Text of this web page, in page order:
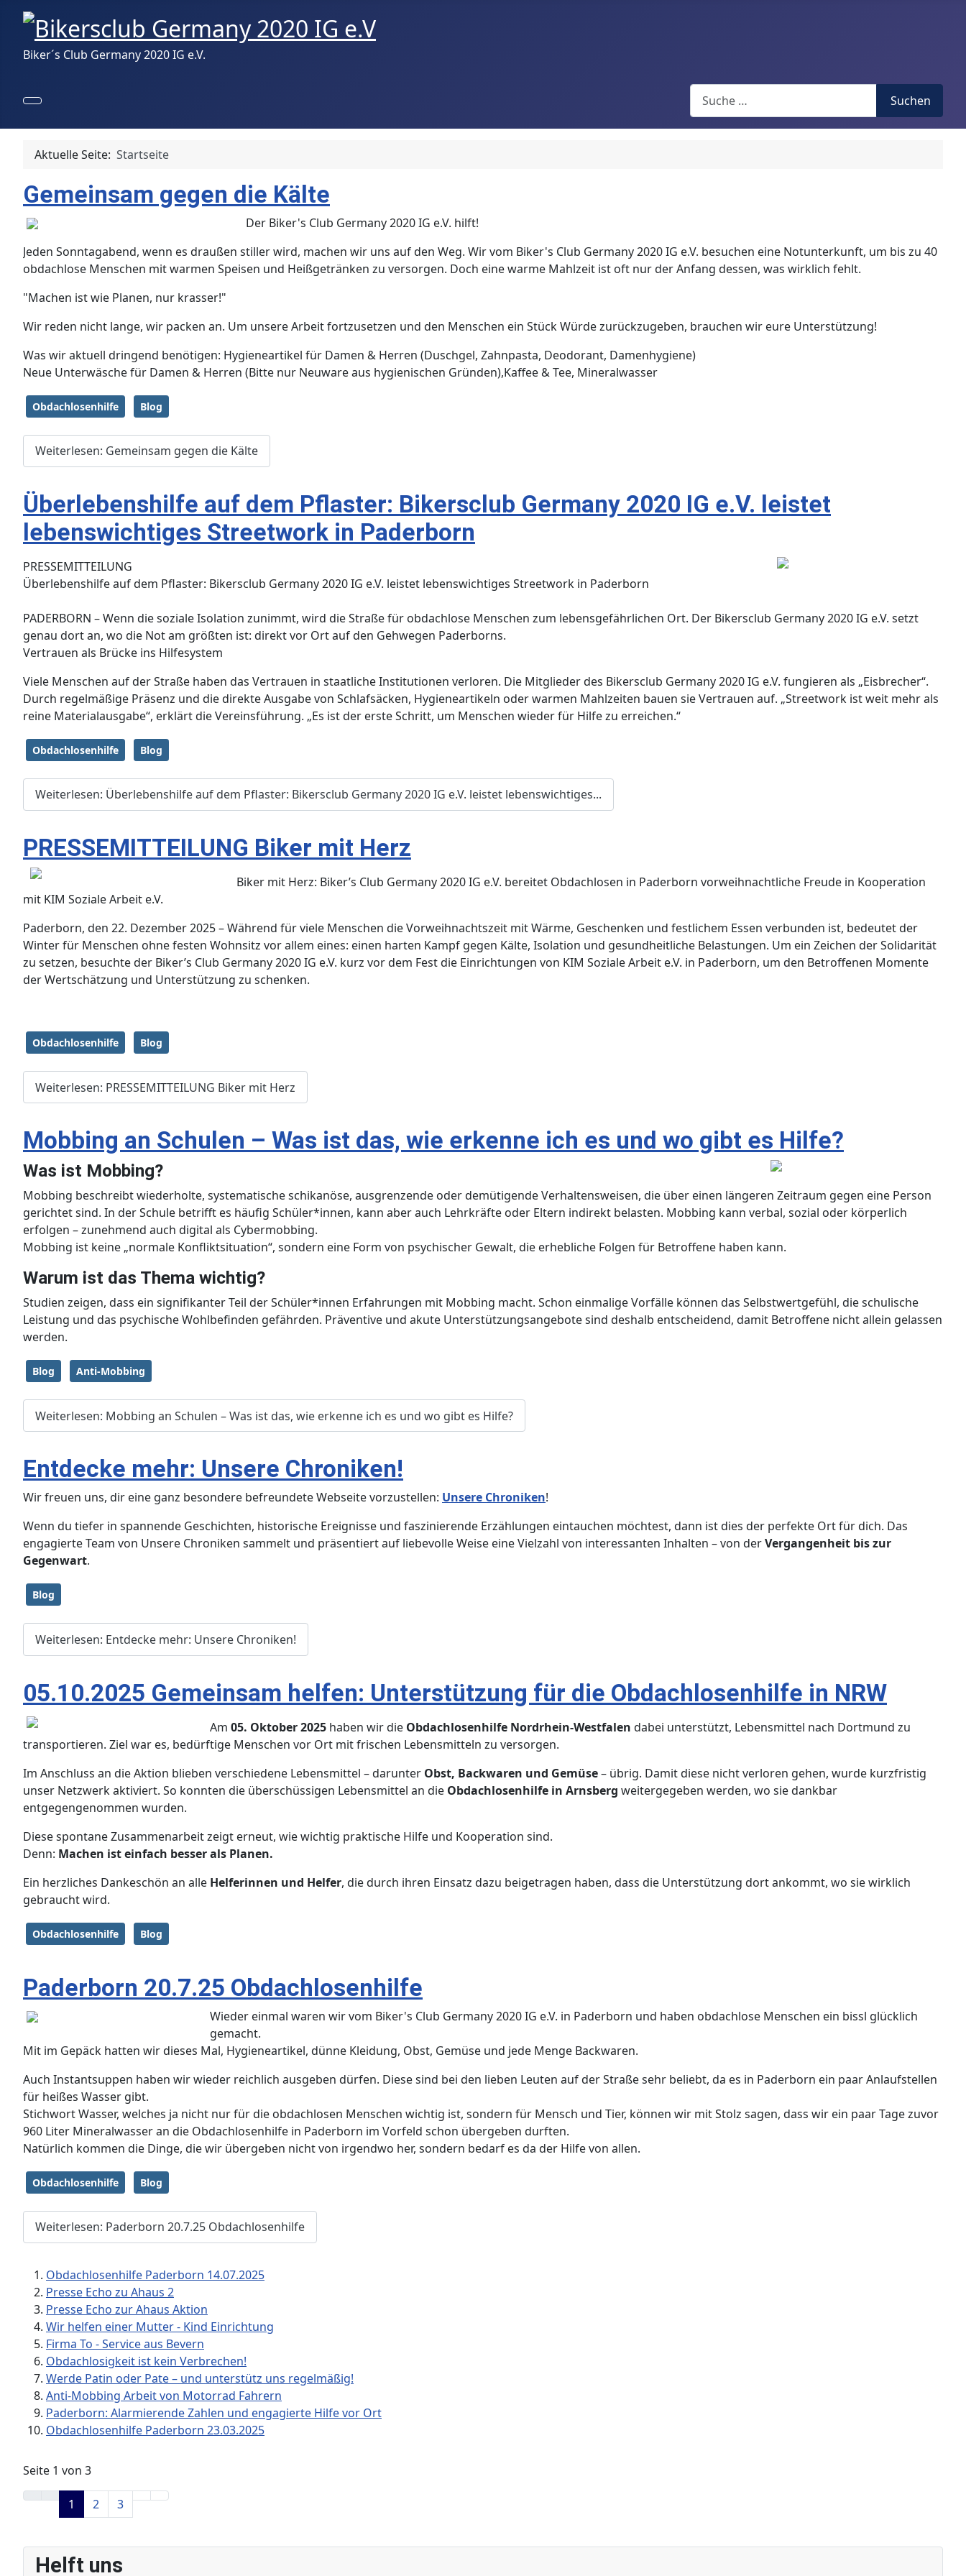
Biker´s Club Germany 2020 IG e.V.
Search
Suchen
Aktuelle Seite: Startseite
​Gemeinsam gegen die Kälte
Der Biker's Club Germany 2020 IG e.V. hilft!
​Jeden Sonntagabend, wenn es draußen stiller wird, machen wir uns auf den Weg. Wir vom Biker's Club Germany 2020 IG e.V. besuchen eine Notunterkunft, um bis zu 40
obdachlose Menschen mit warmen Speisen und Heißgetränken zu versorgen. Doch eine warme Mahlzeit ist oft nur der Anfang dessen, was wirklich fehlt.
​"Machen ist wie Planen, nur krasser!"
​Wir reden nicht lange, wir packen an. Um unsere Arbeit fortzusetzen und den Menschen ein Stück Würde zurückzugeben, brauchen wir eure Unterstützung!
​Was wir aktuell dringend benötigen: ​Hygieneartikel für Damen & Herren (Duschgel, Zahnpasta, Deodorant, Damenhygiene)
​Neue Unterwäsche für Damen & Herren (Bitte nur Neuware aus hygienischen Gründen),​Kaffee & Tee, ​Mineralwasser
Obdachlosenhilfe Blog
Weiterlesen: ​Gemeinsam gegen die Kälte
Überlebenshilfe auf dem Pflaster: Bikersclub Germany 2020 IG e.V. leistet
lebenswichtiges Streetwork in Paderborn
PRESSEMITTEILUNG
​Überlebenshilfe auf dem Pflaster: Bikersclub Germany 2020 IG e.V. leistet lebenswichtiges Streetwork in Paderborn
​PADERBORN – Wenn die soziale Isolation zunimmt, wird die Straße für obdachlose Menschen zum lebensgefährlichen Ort. Der Bikersclub Germany 2020 IG e.V. setzt
genau dort an, wo die Not am größten ist: direkt vor Ort auf den Gehwegen Paderborns.
​Vertrauen als Brücke ins Hilfesystem
Viele Menschen auf der Straße haben das Vertrauen in staatliche Institutionen verloren. Die Mitglieder des Bikersclub Germany 2020 IG e.V. fungieren als „Eisbrecher“.
Durch regelmäßige Präsenz und die direkte Ausgabe von Schlafsäcken, Hygieneartikeln oder warmen Mahlzeiten bauen sie Vertrauen auf. „Streetwork ist weit mehr als
reine Materialausgabe“, erklärt die Vereinsführung. „Es ist der erste Schritt, um Menschen wieder für Hilfe zu erreichen.“
Obdachlosenhilfe Blog
Weiterlesen: Überlebenshilfe auf dem Pflaster: Bikersclub Germany 2020 IG e.V. leistet lebenswichtiges...
​PRESSEMITTEILUNG ​Biker mit Herz
​Biker mit Herz: Biker’s Club Germany 2020 IG e.V. bereitet Obdachlosen in Paderborn vorweihnachtliche Freude in Kooperation
mit KIM Soziale Arbeit e.V.
​Paderborn, den 22. Dezember 2025 – Während für viele Menschen die Vorweihnachtszeit mit Wärme, Geschenken und festlichem Essen verbunden ist, bedeutet der
Winter für Menschen ohne festen Wohnsitz vor allem eines: einen harten Kampf gegen Kälte, Isolation und gesundheitliche Belastungen. Um ein Zeichen der Solidarität
zu setzen, besuchte der Biker’s Club Germany 2020 IG e.V. kurz vor dem Fest die Einrichtungen von KIM Soziale Arbeit e.V. in Paderborn, um den Betroffenen Momente
der Wertschätzung und Unterstützung zu schenken.
Obdachlosenhilfe Blog
Weiterlesen: ​PRESSEMITTEILUNG ​Biker mit Herz
Mobbing an Schulen – Was ist das, wie erkenne ich es und wo gibt es Hilfe?
Was ist Mobbing?
Mobbing beschreibt wiederholte, systematische schikanöse, ausgrenzende oder demütigende Verhaltensweisen, die über einen längeren Zeitraum gegen eine Person
gerichtet sind. In der Schule betrifft es häufig Schüler*innen, kann aber auch Lehrkräfte oder Eltern indirekt belasten. Mobbing kann verbal, sozial oder körperlich
erfolgen – zunehmend auch digital als Cybermobbing.
Mobbing ist keine „normale Konfliktsituation“, sondern eine Form von psychischer Gewalt, die erhebliche Folgen für Betroffene haben kann.
Warum ist das Thema wichtig?
Studien zeigen, dass ein signifikanter Teil der Schüler*innen Erfahrungen mit Mobbing macht. Schon einmalige Vorfälle können das Selbstwertgefühl, die schulische
Leistung und das psychische Wohlbefinden gefährden. Präventive und akute Unterstützungsangebote sind deshalb entscheidend, damit Betroffene nicht allein gelassen
werden.
Blog Anti-Mobbing
Weiterlesen: Mobbing an Schulen – Was ist das, wie erkenne ich es und wo gibt es Hilfe?
Entdecke mehr: Unsere Chroniken!
Wir freuen uns, dir eine ganz besondere befreundete Webseite vorzustellen: Unsere Chroniken!
Wenn du tiefer in spannende Geschichten, historische Ereignisse und faszinierende Erzählungen eintauchen möchtest, dann ist dies der perfekte Ort für dich. Das
engagierte Team von Unsere Chroniken sammelt und präsentiert auf liebevolle Weise eine Vielzahl von interessanten Inhalten – von derVergangenheit bis zur
Gegenwart.
Blog
Weiterlesen: Entdecke mehr: Unsere Chroniken!
05.10.2025 Gemeinsam helfen: Unterstützung für die Obdachlosenhilfe in NRW
Am 05. Oktober 2025 haben wir die Obdachlosenhilfe Nordrhein-Westfalen dabei unterstützt, Lebensmittel nach Dortmund zu
transportieren. Ziel war es, bedürftige Menschen vor Ort mit frischen Lebensmitteln zu versorgen.
Im Anschluss an die Aktion blieben verschiedene Lebensmittel – darunter Obst, Backwaren und Gemüse– übrig. Damit diese nicht verloren gehen, wurde kurzfristig
unser Netzwerk aktiviert. So konnten die überschüssigen Lebensmittel an die Obdachlosenhilfe in Arnsberg weitergegeben werden, wo sie dankbar
entgegengenommen wurden.
Diese spontane Zusammenarbeit zeigt erneut, wie wichtig praktische Hilfe und Kooperation sind.
Denn: Machen ist einfach besser als Planen.
Ein herzliches Dankeschön an alle Helferinnen und Helfer, die durch ihren Einsatz dazu beigetragen haben, dass die Unterstützung dort ankommt, wo sie wirklich
gebraucht wird.
Obdachlosenhilfe Blog
Paderborn 20.7.25 Obdachlosenhilfe
Wieder einmal waren wir vom Biker's Club Germany 2020 IG e.V. in Paderborn und haben obdachlose Menschen ein bissl glücklich
gemacht.
Mit im Gepäck hatten wir dieses Mal, Hygieneartikel, dünne Kleidung, Obst, Gemüse und jede Menge Backwaren.
Auch Instantsuppen haben wir wieder reichlich ausgeben dürfen. Diese sind bei den lieben Leuten auf der Straße sehr beliebt, da es in Paderborn ein paar Anlaufstellen
für heißes Wasser gibt.
Stichwort Wasser, welches ja nicht nur für die obdachlosen Menschen wichtig ist, sondern für Mensch und Tier, können wir mit Stolz sagen, dass wir ein paar Tage zuvor
960 Liter Mineralwasser an die Obdachlosenhilfe in Paderborn im Vorfeld schon übergeben durften.
Natürlich kommen die Dinge, die wir übergeben nicht von irgendwo her, sondern bedarf es da der Hilfe von allen.
Obdachlosenhilfe Blog
Weiterlesen: Paderborn 20.7.25 Obdachlosenhilfe
Obdachlosenhilfe Paderborn 14.07.2025
Presse Echo zu Ahaus 2
Presse Echo zur Ahaus Aktion
Wir helfen einer Mutter - Kind Einrichtung
Firma To - Service aus Bevern
Obdachlosigkeit ist kein Verbrechen!
Werde Patin oder Pate – und unterstütz uns regelmäßig!
Anti-Mobbing Arbeit von Motorrad Fahrern
Paderborn: Alarmierende Zahlen und engagierte Hilfe vor Ort
Obdachlosenhilfe Paderborn 23.03.2025
Seite 1 von 3
1 2 3
Helft uns